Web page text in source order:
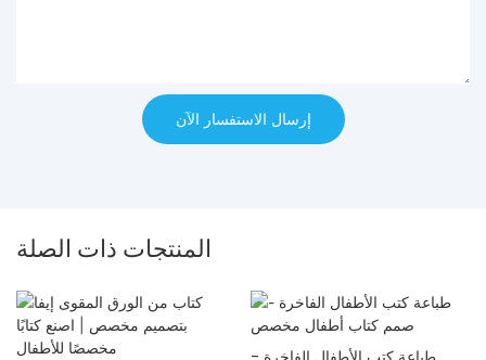
إرسال الاستفسار الآن
المنتجات ذات الصلة